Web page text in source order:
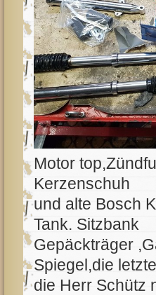
Motor
Kerzenschuh
und alte Bosch
Tank. Sitzbank
Gepäckträger
Spiegel,die
die Herr Schütz